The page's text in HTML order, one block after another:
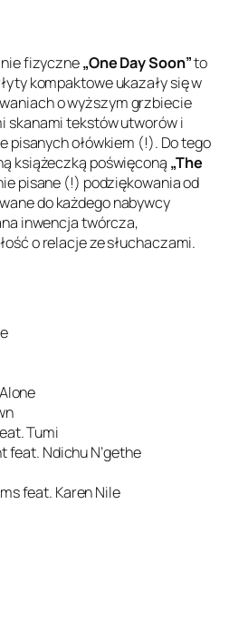
fizyczne„One Day Soon”to
kompaktowe ukazały się w
o wyższym grzbiecie
skanami tekstów utworów i
pisanych ołówkiem (!). Do tego
książeczką poświęconą „The
pisane (!) podziękowania od
do każdego nabywcy
inwencja twórcza,
o relacje ze słuchaczami.
Tumi
feat. Ndichu N’gethe
feat. Karen Nile